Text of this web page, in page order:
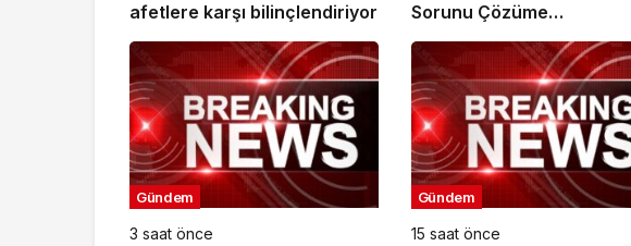
afetlere karşı bilinçlendiriyor
Sorunu Çözüme
Kavuşturuldu
Gündem
3 saat önce
Gündem
15 saat önce